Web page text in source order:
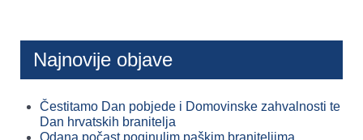
Najnovije objave
Čestitamo Dan pobjede i Domovinske zahvalnosti te
Dan hrvatskih branitelja